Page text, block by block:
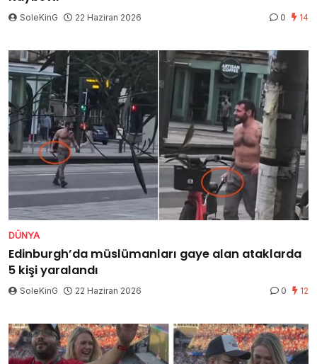
SoleKinG 22 Haziran 2026 0 14
DÜNYA
Edinburgh’da müslümanları gaye alan ataklarda
5 kişi yaralandı
SoleKinG 22 Haziran 2026 0 12